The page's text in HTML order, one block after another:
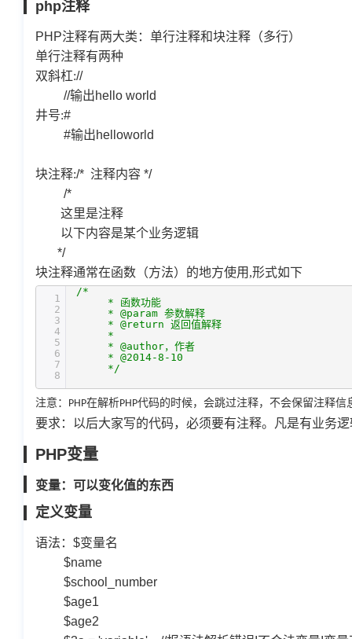
php注释
PHP注释有两大类：单行注释和块注释（多行）
单行注释有两种
双斜杠://
//输出hello world
井号:#
#输出helloworld
块注释:/* 注释内容 */
/*
这里是注释
以下内容是某个业务逻辑
*/
块注释通常在函数（方法）的地方使用,形式如下
1
2
3
4
5
6
7
8
/*
* 函数功能
* @param 参数解释
* @return 返回值解释
*
* @author，作者
* @2014-8-10
*/
注意： PHP在解析PHP代码的时候，会跳过注释，不会保留注释信
要求：以后大家写的代码，必须要有注释。凡是有业务
PHP变量
变量：可以变化值的东西
定义变量
语法： $变量名
$name
$school_number
$age1
$age2